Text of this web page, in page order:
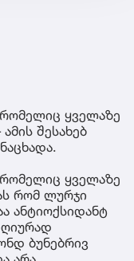
ყველაზე
შესახებ
ყველაზე
რომ ლურჯი
ანტიოქსიდანტ
ბუნებრივ